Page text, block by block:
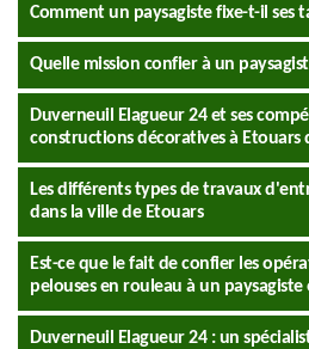
Comment un paysagiste fixe-t-il ses
Quelle mission confier à un
Duverneuil Elagueur 24 et ses
constructions décoratives à Etouars
Les différents types de travaux
dans la ville de Etouars
Est-ce que le fait de confier les
pelouses en rouleau à un paysagiste
Duverneuil Elagueur 24 : un